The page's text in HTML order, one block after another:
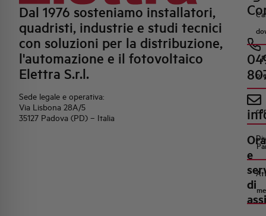
Dal 1976 sosteniamo installatori,
quadristi, industrie e studi tecnici
con soluzioni per la distribuzione,
l'automazione e il fotovoltaico
Elettra S.r.l.
Sede legale e operativa:
Via Lisbona 28A/5
35127 Padova (PD) – Italia
e
di